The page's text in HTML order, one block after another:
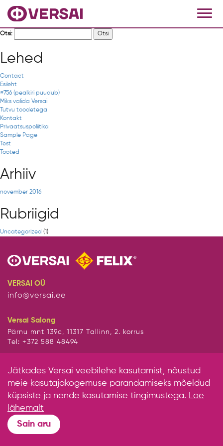
Jätkades Versai veebilehe kasutamist, nõustud
meie kasutajakogemuse parandamiseks mõeldud
küpsiste ja nende kasutamise tingimustega. Loe
lähemalt
Sain aru
Otsi:
Lehed
Contact
Esileht
#756 (pealkiri puudub)
Miks valida Versai
Tutvu toodetega
Kontakt
Privaatsuspoliitika
Sample Page
Test
Tooted
Arhiiv
november 2016
Rubriigid
Uncategorized (1)
VERSAI OÜ
info@versai.ee
Versai Salong
Pärnu mnt 139c, 11317 Tallinn, 2. korrus
Tel: +372 588 48494